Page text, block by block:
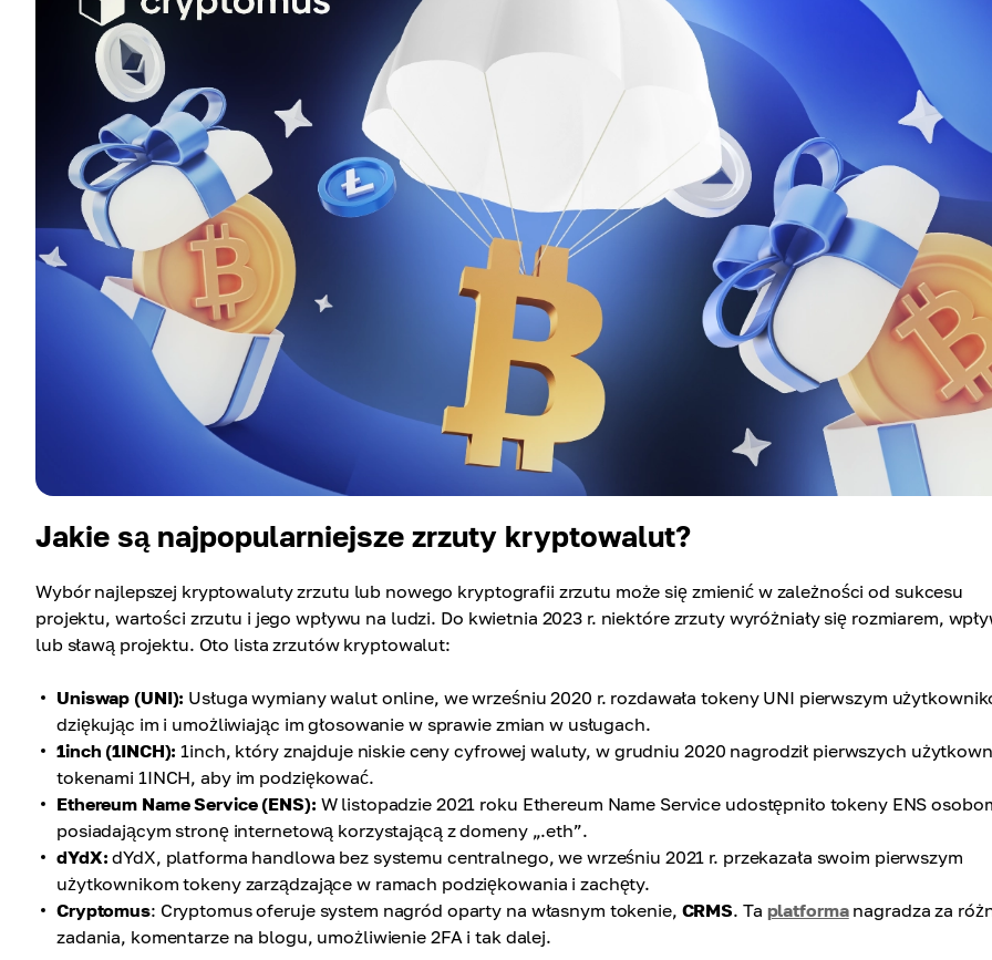
Jakie są najpopularniejsze zrzuty kryptowalut?
Wybór najlepszej kryptowaluty zrzutu lub nowego kryptografii zrzutu może się zmienić w zależności od sukcesu
projektu, wartości zrzutu i jego wpływu na ludzi. Do kwietnia 2023 r. niektóre zrzuty wyróżniały się rozmiarem,
lub sławą projektu. Oto lista zrzutów kryptowalut:
Uniswap (UNI): Usługa wymiany walut online, we wrześniu 2020 r. rozdawała tokeny UNI pierwszym
dziękując im i umożliwiając im głosowanie w sprawie zmian w usługach.
1inch (1INCH): 1inch, który znajduje niskie ceny cyfrowej waluty, w grudniu 2020 nagrodził pierwszych
tokenami 1INCH, aby im podziękować.
Ethereum Name Service (ENS): W listopadzie 2021 roku Ethereum Name Service udostępniło tokeny ENS
posiadającym stronę internetową korzystającą z domeny „.eth”.
dYdX: dYdX, platforma handlowa bez systemu centralnego, we wrześniu 2021 r. przekazała swoim pierwszym
użytkownikom tokeny zarządzające w ramach podziękowania i zachęty.
Cryptomus: Cryptomus oferuje system nagród oparty na własnym tokenie, CRMS. Ta platformanagradza za
zadania, komentarze na blogu, umożliwienie 2FA i tak dalej.